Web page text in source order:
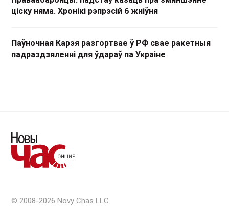
ціску няма. Хронікі рэпрэсій 6 жніўня
Паўночная Карэя разгортвае ў РФ свае ракетныя
падраздзяленні для ўдараў па Украіне
© 2008-2026 Novy Chas LLC